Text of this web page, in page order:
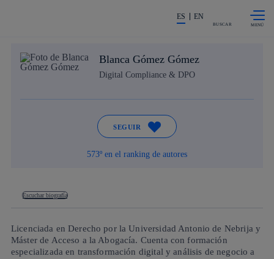
La acción en accionistas e
ES EN
BUSCAR
Blanca Gómez Gómez
Digital Compliance & DPO
SEGUIR
573º en el ranking de autores
Escuchar biografía
Licenciada en Derecho por la Universidad Antonio de Nebrija y
Máster de Acceso a la Abogacía. Cuenta con formación
especializada en transformación digital y análisis de negocio a